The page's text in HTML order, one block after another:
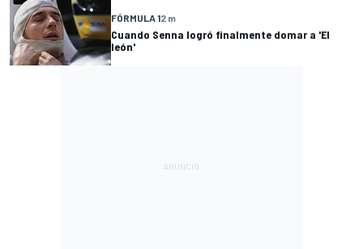
FÓRMULA 12 m
Cuando Senna logró finalmente domar a 'El
león'